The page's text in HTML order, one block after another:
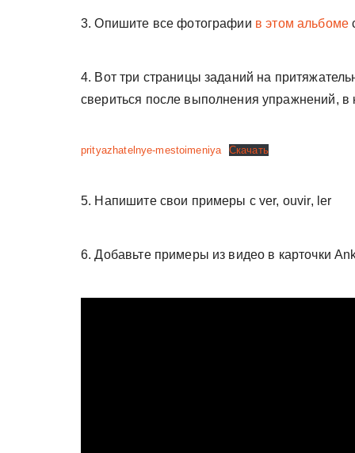
3. Опишите все фотографии в этом альбоме
4. Вот три страницы заданий на
свериться после выполнения упражнений, в
prityazhatelnye-mestoimeniya Скачать
5. Напишите свои примеры с ver, ouvir, ler
6. Добавьте примеры из видео в карточки